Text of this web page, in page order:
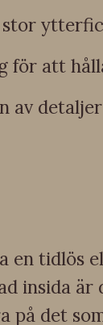
för att
av
en tidlös
insida
på det